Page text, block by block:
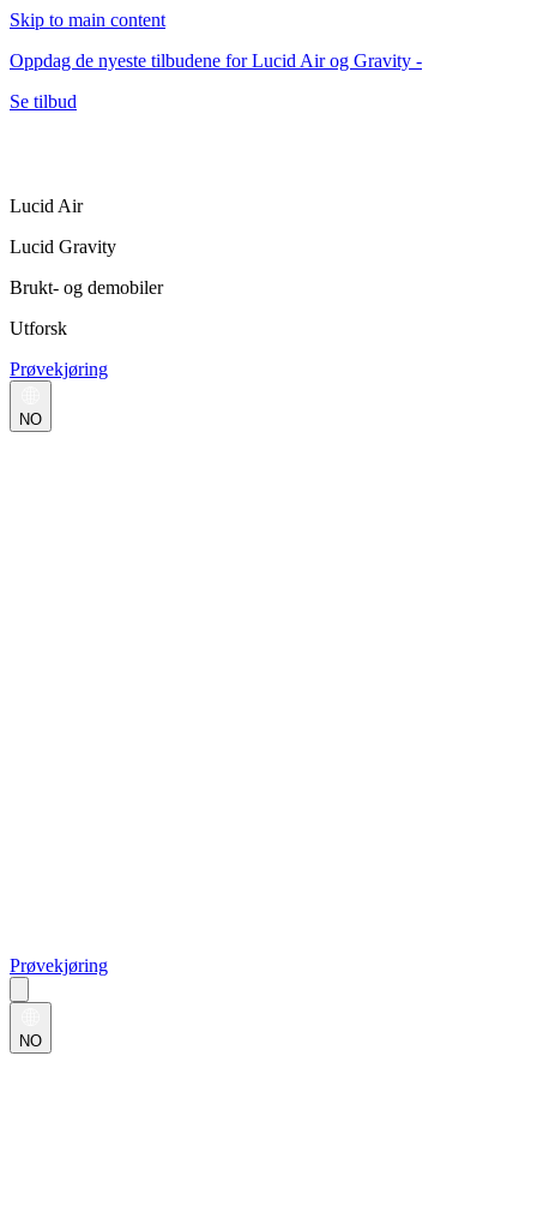
Skip to main content
Oppdag de nyeste tilbudene for Lucid Air og Gravity -
Se tilbud
Lucid Air
Lucid Gravity
Brukt- og demobiler
Utforsk
Prøvekjøring
NO
Prøvekjøring
NO